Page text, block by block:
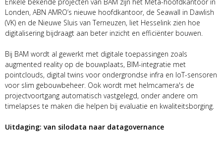
Londen, ABN AMRO’s nieuwe hoofdkantoor, de Seawall in Dawlish
(VK) en de Nieuwe Sluis van Terneuzen, liet Hesselink zien hoe
digitalisering bijdraagt aan beter inzicht en efficiënter bouwen.
Bij BAM wordt al gewerkt met digitale toepassingen zoals
augmented reality op de bouwplaats, BIM-integratie met
pointclouds, digital twins voor ondergrondse infra en IoT-sensoren
voor slim gebouwbeheer. Ook wordt met helmcamera's de
projectvoortgang automatisch vastgelegd, onder andere om
timelapses te maken die helpen bij evaluatie en kwaliteitsborging.
Uitdaging: van silodata naar datagovernance